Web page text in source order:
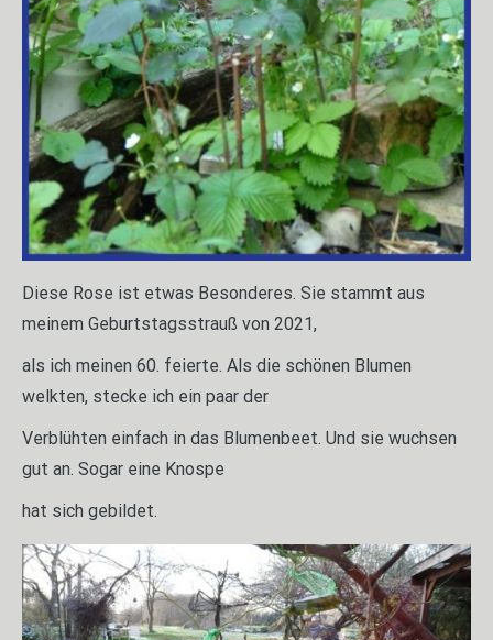
Diese Rose ist etwas Besonderes. Sie stammt aus
meinem Geburtstagsstrauß von 2021,
als ich meinen 60. feierte. Als die schönen Blumen
welkten, stecke ich ein paar der
Verblühten einfach in das Blumenbeet. Und sie wuchsen
gut an. Sogar eine Knospe
hat sich gebildet.